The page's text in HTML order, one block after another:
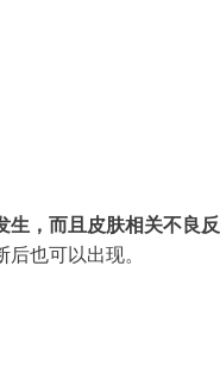
生，而且皮肤相关不良
也可以出现。